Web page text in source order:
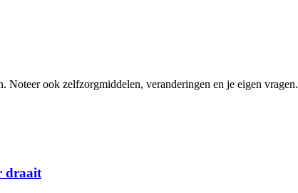
Noteer ook zelfzorgmiddelen, veranderingen en je eigen vragen.
draait